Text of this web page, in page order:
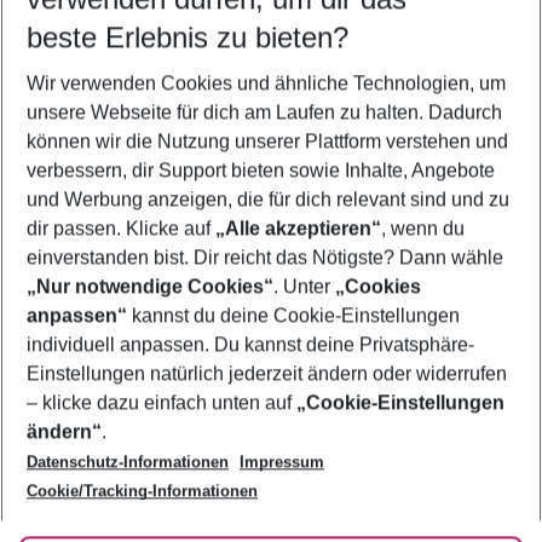
5-8 Nächte
2 Erwachsene Keine Kinder
Mehr Filter anzeigen
Footer
Footer navigation
Über uns
AGB
Bestpreisgarantie
Cookie-Einstellungen ändern
Cookie-Richtlinie
Agenturbetreuung
Barrierefreies Reisen
Folge uns
beste Erlebnis zu bieten?
Wir verwenden Cookies und ähnliche Technologien, um
unsere Webseite für dich am Laufen zu halten. Dadurch
können wir die Nutzung unserer Plattform verstehen und
verbessern, dir Support bieten sowie Inhalte, Angebote
und Werbung anzeigen, die für dich relevant sind und zu
dir passen. Klicke auf „Alle akzeptieren“, wenn du
einverstanden bist. Dir reicht das Nötigste? Dann wähle
„Nur notwendige Cookies“. Unter „Cookies
anpassen“ kannst du deine Cookie-Einstellungen
individuell anpassen. Du kannst deine Privatsphäre-
Einstellungen natürlich jederzeit ändern oder widerrufen
– klicke dazu einfach unten auf „Cookie-Einstellungen
ändern“.
Datenschutz-Informationen
Impressum
Cookie/Tracking-Informationen